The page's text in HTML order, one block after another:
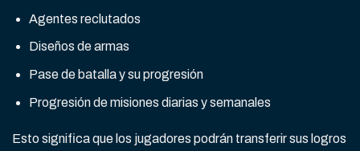
Agentes reclutados
Diseños de armas
Pase de batalla y su progresión
Progresión de misiones diarias y semanales
Esto significa que los jugadores podrán transferir sus logros